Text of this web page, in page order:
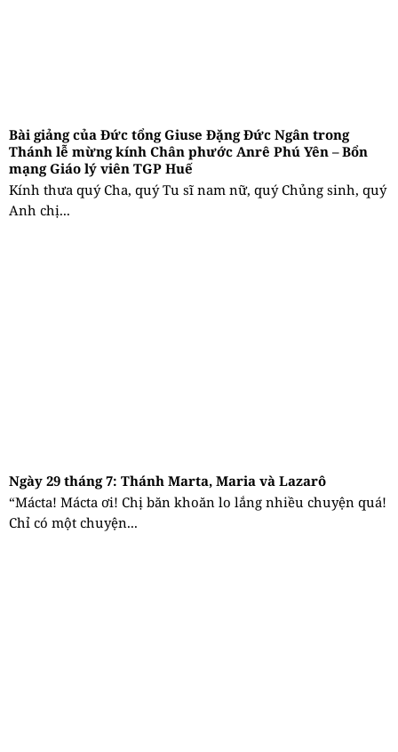
Bài giảng của Đức tổng Giuse Đặng Đức Ngân trong
Thánh lễ mừng kính Chân phước Anrê Phú Yên – Bổn
mạng Giáo lý viên TGP Huế
Kính thưa quý Cha, quý Tu sĩ nam nữ, quý Chủng sinh, quý
Anh chị...
Ngày 29 tháng 7: Thánh Marta, Maria và Lazarô
“Mácta! Mácta ơi! Chị băn khoăn lo lắng nhiều chuyện quá!
Chỉ có một chuyện...